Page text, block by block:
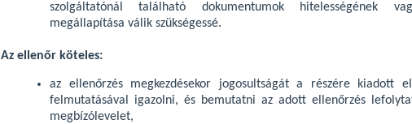
szolgáltatónál található dokumentumok hitelességének
megállapítása válik szükségessé.
Az ellenőr köteles:
az ellenőrzés megkezdésekor jogosultságát a részére kiadott
felmutatásával igazolni, és bemutatni az adott ellenőrzés
megbízólevelet,